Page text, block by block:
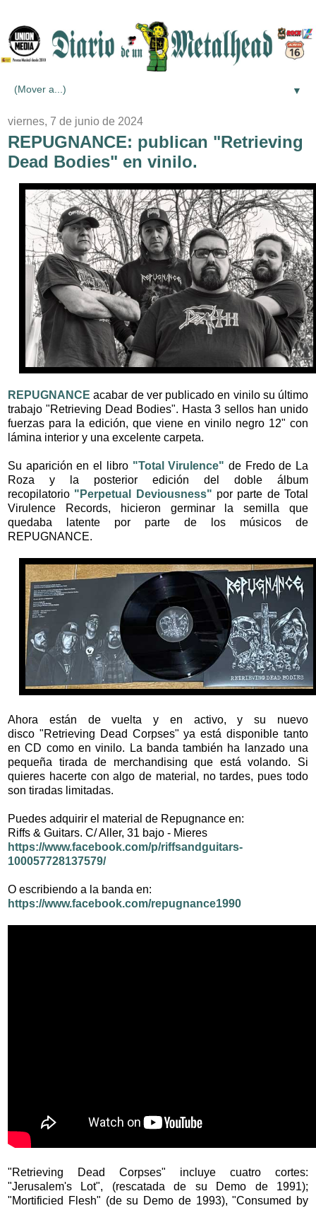
▼
viernes, 7 de junio de 2024
REPUGNANCE: publican "Retrieving
Dead Bodies" en vinilo.
REPUGNANCE acabar de ver publicado en vinilo su último
trabajo "Retrieving Dead Bodies". Hasta 3 sellos han unido
fuerzas para la edición, que viene en vinilo negro 12" con
lámina interior y una excelente carpeta.
Su aparición en el libro "Total Virulence" de Fredo de La
Roza y la posterior edición del doble álbum
recopilatorio "Perpetual Deviousness" por parte de Total
Virulence Records, hicieron germinar la semilla que
quedaba latente por parte de los músicos de
REPUGNANCE.
Ahora están de vuelta y en activo, y su nuevo
disco "Retrieving Dead Corpses" ya está disponible tanto
en CD como en vinilo. La banda también ha lanzado una
pequeña tirada de merchandising que está volando. Si
quieres hacerte con algo de material, no tardes, pues todo
son tiradas limitadas.
Puedes adquirir el material de Repugnance en:
Riffs & Guitars. C/ Aller, 31 bajo - Mieres
https://www.facebook.com/p/riffsandguitars-
100057728137579/
O escribiendo a la banda en:
https://www.facebook.com/repugnance1990
"Retrieving Dead Corpses" incluye cuatro cortes:
"Jerusalem's Lot", (rescatada de su Demo de 1991);
"Mortificied Flesh" (de su Demo de 1993), "Consumed by